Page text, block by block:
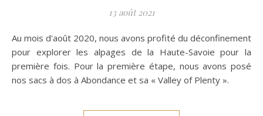
13 août 2021
Au mois d'août 2020, nous avons profité du déconfinement
pour explorer les alpages de la Haute-Savoie pour la
première fois. Pour la première étape, nous avons posé
nos sacs à dos à Abondance et sa « Valley of Plenty ».